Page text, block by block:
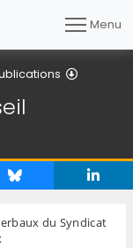
Menu
du Syndicat